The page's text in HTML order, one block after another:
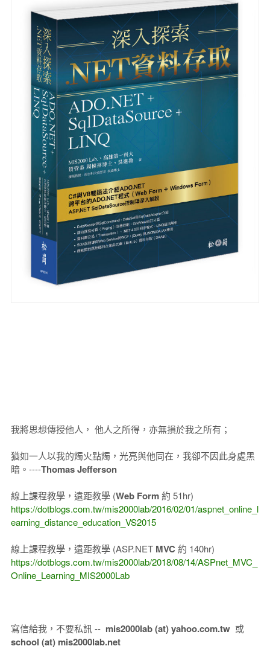
我將思想傳授他人， 他人之所得，亦無損於我之所有；
猶如一人以我的燭火點燭，光亮與他同在，我卻不因此身處黑
暗。----Thomas Jefferson
線上課程教學，遠距教學 (Web Form約 51hr)
https://dotblogs.com.tw/mis2000lab/2016/02/01/aspnet_online_l
earning_distance_education_VS2015
線上課程教學，遠距教學 (ASP.NET MVC 約 140hr)
https://dotblogs.com.tw/mis2000lab/2018/08/14/ASPnet_MVC_
Online_Learning_MIS2000Lab
寫信給我，不要私訊 -- mis2000lab (at) yahoo.com.tw或
school (at) mis2000lab.net